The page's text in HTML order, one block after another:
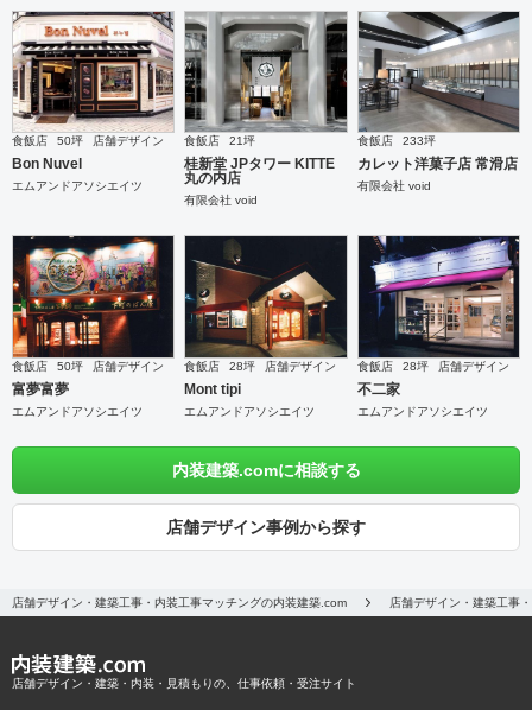
食飯店 50坪 店舗デザイン
Bon Nuvel
エムアンドアソシエイツ
食飯店 21坪
桂新堂 JPタワー KITTE
丸の内店
有限会社 void
食飯店 233坪
カレット洋菓子店 常滑店
有限会社 void
食飯店 50坪 店舗デザイン
富夢富夢
エムアンドアソシエイツ
食飯店 28坪 店舗デザイン
Mont tipi
エムアンドアソシエイツ
食飯店 28坪 店舗デザイン
不二家
エムアンドアソシエイツ
内装建築.comに相談する
店舗デザイン事例から探す
店舗デザイン・建築工事・内装工事マッチングの内装建築.com 店舗デザイン・建築工事
店舗デザイン・建築・内装・見積もりの、仕事依頼・受注サイト